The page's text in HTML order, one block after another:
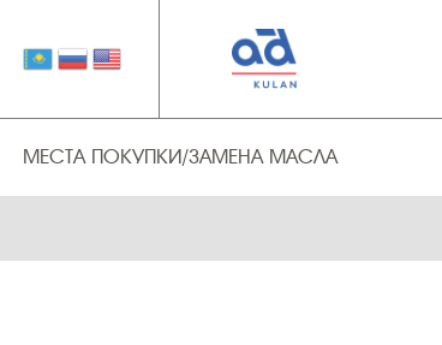
МЕСТА ПОКУПКИ/ЗАМЕНА МАСЛА